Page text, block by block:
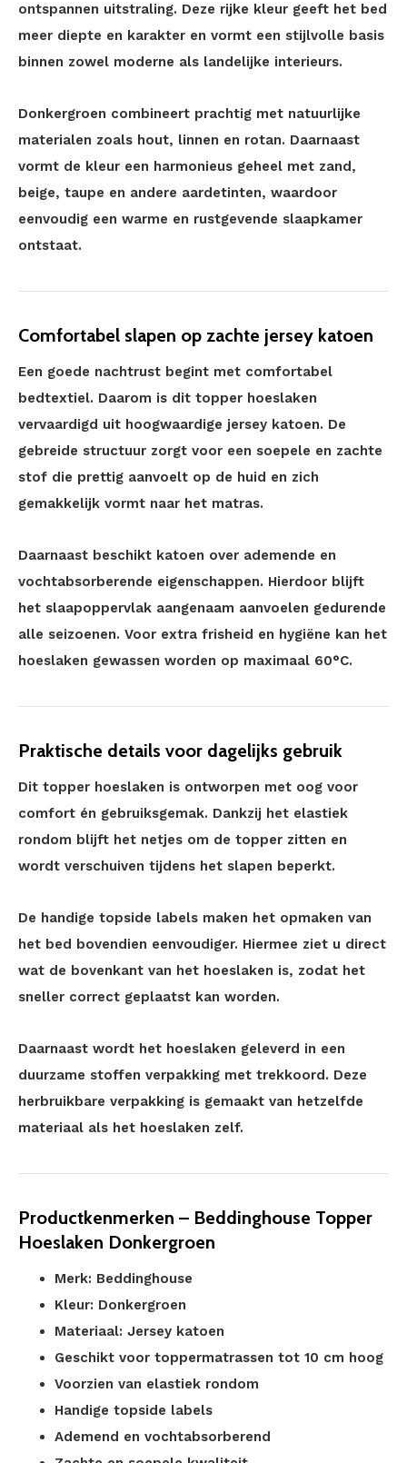
ontspannen uitstraling. Deze rijke kleur geeft het bed
meer diepte en karakter en vormt een stijlvolle basis
binnen zowel moderne als landelijke interieurs.
Donkergroen combineert prachtig met natuurlijke
materialen zoals hout, linnen en rotan. Daarnaast
vormt de kleur een harmonieus geheel met zand,
beige, taupe en andere aardetinten, waardoor
eenvoudig een warme en rustgevende slaapkamer
ontstaat.
Comfortabel slapen op zachte jersey katoen
Een goede nachtrust begint met comfortabel
bedtextiel. Daarom is dit topper hoeslaken
vervaardigd uit hoogwaardige jersey katoen. De
gebreide structuur zorgt voor een soepele en zachte
stof die prettig aanvoelt op de huid en zich
gemakkelijk vormt naar het matras.
Daarnaast beschikt katoen over ademende en
vochtabsorberende eigenschappen. Hierdoor blijft
het slaapoppervlak aangenaam aanvoelen gedurende
alle seizoenen. Voor extra frisheid en hygiëne kan het
hoeslaken gewassen worden op maximaal 60°C.
Praktische details voor dagelijks gebruik
Dit topper hoeslaken is ontworpen met oog voor
comfort én gebruiksgemak. Dankzij het elastiek
rondom blijft het netjes om de topper zitten en
wordt verschuiven tijdens het slapen beperkt.
De handige topside labels maken het opmaken van
het bed bovendien eenvoudiger. Hiermee ziet u direct
wat de bovenkant van het hoeslaken is, zodat het
sneller correct geplaatst kan worden.
Daarnaast wordt het hoeslaken geleverd in een
duurzame stoffen verpakking met trekkoord. Deze
herbruikbare verpakking is gemaakt van hetzelfde
materiaal als het hoeslaken zelf.
Productkenmerken – Beddinghouse Topper
Hoeslaken Donkergroen
Merk: Beddinghouse
Kleur: Donkergroen
Materiaal: Jersey katoen
Geschikt voor toppermatrassen tot 10 cm hoog
Voorzien van elastiek rondom
Handige topside labels
Ademend en vochtabsorberend